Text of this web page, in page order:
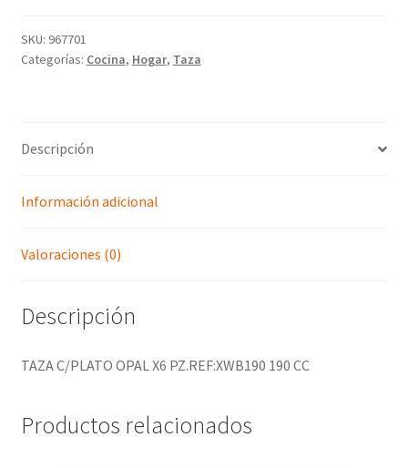
SKU: 967701
Categorías: Cocina, Hogar, Taza
Descripción
Información adicional
Valoraciones (0)
Descripción
TAZA C/PLATO OPAL X6 PZ.REF:XWB190 190 CC
Productos relacionados